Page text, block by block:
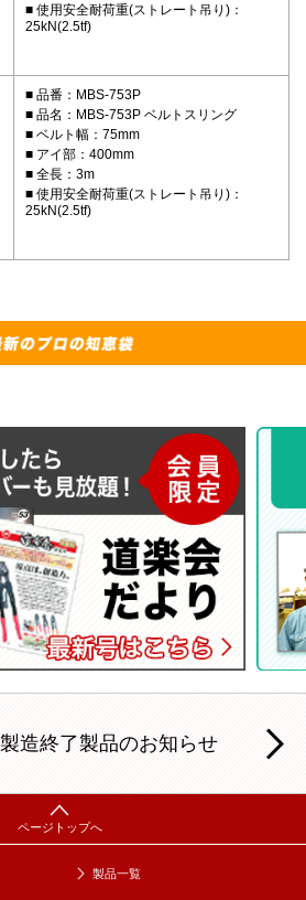
使用安全耐荷重(ストレート吊り)：
25kN(2.5tf)
品番：MBS-753P
品名：MBS-753P ベルトスリング
ベルト幅：75mm
アイ部：400mm
全長：3m
使用安全耐荷重(ストレート吊り)：
25kN(2.5tf)
製造終了製品のお知らせ
製品一覧